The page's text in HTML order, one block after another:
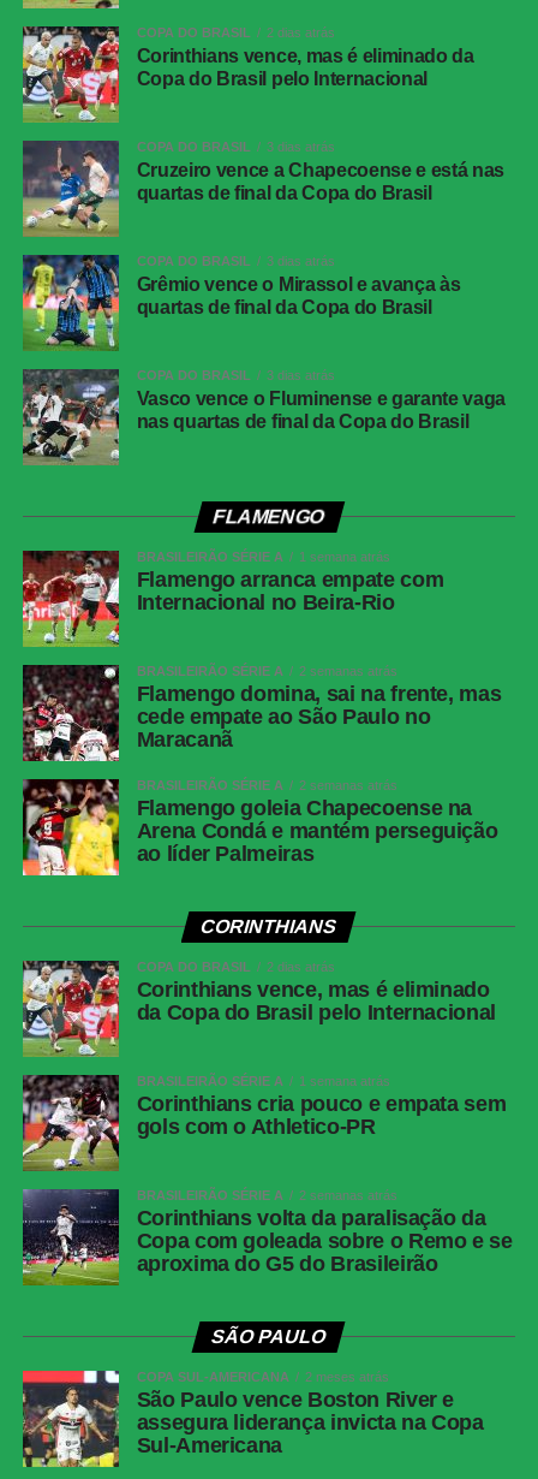
Competição
volta
Local
Estádio Alfredo Jaconi, Caxias do Sul (RS)
Data
Horário
19h30, no horário de Brasília
Cartões
amarelos
Juventude: Alisson Safira e
Cartões
vermelhos
Nenhum
Gol
Alan Minda, aos 50 minutos do segundo
Árbitro
Flávio Rodrigues de Souza
Assistentes
Alex Ang Ribeiro e Cipriano da Silva Sousa
VAR
Jandrei; Gabriel Pinheiro, Titi, Marcos Paulo e
Aderlan (Nathan); Raí, Lucas Mineiro, Patrick
Lanza (Diogo Barbosa); Fábio Lima (Amarilla),
Marcos Paulo (Pablo) e Alisson Safira (Luan).
Técnico: Maurício Barbieri.
Atlético-MG
Renan Lodi; Cissé (Igor Gomes), Alan Franco
(Maycon), Bernard (Dudu) e Victor Hugo
(Alan Minda); Cuello e Cassierra. Técnico:
Eduardo Domínguez.
COMENTE ABAIXO:
Twitter
Messenger
Share
COPA DO BRASIL 2 dias atrás
Corinthians vence, mas é eliminado da
Copa do Brasil pelo Internacional
COPA DO BRASIL 3 dias atrás
Cruzeiro vence a Chapecoense e está nas
quartas de final da Copa do Brasil
COPA DO BRASIL 3 dias atrás
Grêmio vence o Mirassol e avança às
quartas de final da Copa do Brasil
COPA DO BRASIL 3 dias atrás
Vasco vence o Fluminense e garante vaga
nas quartas de final da Copa do Brasil
FLAMENGO
BRASILEIRÃO SÉRIE A 1 semana atrás
Flamengo arranca empate com
Internacional no Beira-Rio
BRASILEIRÃO SÉRIE A 2 semanas atrás
Flamengo domina, sai na frente, mas
cede empate ao São Paulo no
Maracanã
BRASILEIRÃO SÉRIE A 2 semanas atrás
Flamengo goleia Chapecoense na
Arena Condá e mantém perseguição
ao líder Palmeiras
CORINTHIANS
COPA DO BRASIL 2 dias atrás
Corinthians vence, mas é eliminado
da Copa do Brasil pelo Internacional
BRASILEIRÃO SÉRIE A 1 semana atrás
Corinthians cria pouco e empata sem
gols com o Athletico-PR
BRASILEIRÃO SÉRIE A 2 semanas atrás
Corinthians volta da paralisação da
Copa com goleada sobre o Remo e se
aproxima do G5 do Brasileirão
SÃO PAULO
COPA SUL-AMERICANA 2 meses atrás
São Paulo vence Boston River e
assegura liderança invicta na Copa
Sul-Americana